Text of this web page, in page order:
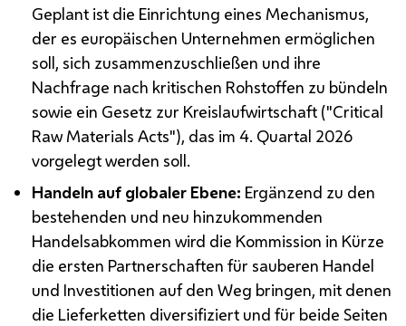
Geplant ist die Einrichtung eines Mechanismus,
der es europäischen Unternehmen ermöglichen
soll, sich zusammenzuschließen und ihre
Nachfrage nach kritischen Rohstoffen zu bündeln
sowie ein Gesetz zur Kreislaufwirtschaft ("Critical
Raw Materials Acts"), das im 4. Quartal 2026
vorgelegt werden soll.
Handeln auf globaler Ebene: Ergänzend zu den
bestehenden und neu hinzukommenden
Handelsabkommen wird die Kommission in Kürze
die ersten Partnerschaften für sauberen Handel
und Investitionen auf den Weg bringen, mit denen
die Lieferketten diversifiziert und für beide Seiten